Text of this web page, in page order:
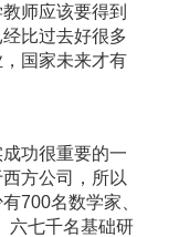
师应该要得到
比过去好很多
国家未来才有
功很重要的一
方公司，所以
700名数学家、
六七千名基础研